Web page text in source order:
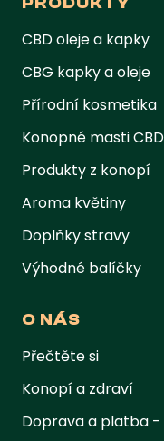
CBD oleje a kapky
CBG kapky a oleje
Přírodní kosmetika
Konopné masti
Produkty z konopí
Aroma květiny
Doplňky stravy
Výhodné balíčky
O NÁS
Přečtěte si
Konopí a zdraví
Doprava a platba -